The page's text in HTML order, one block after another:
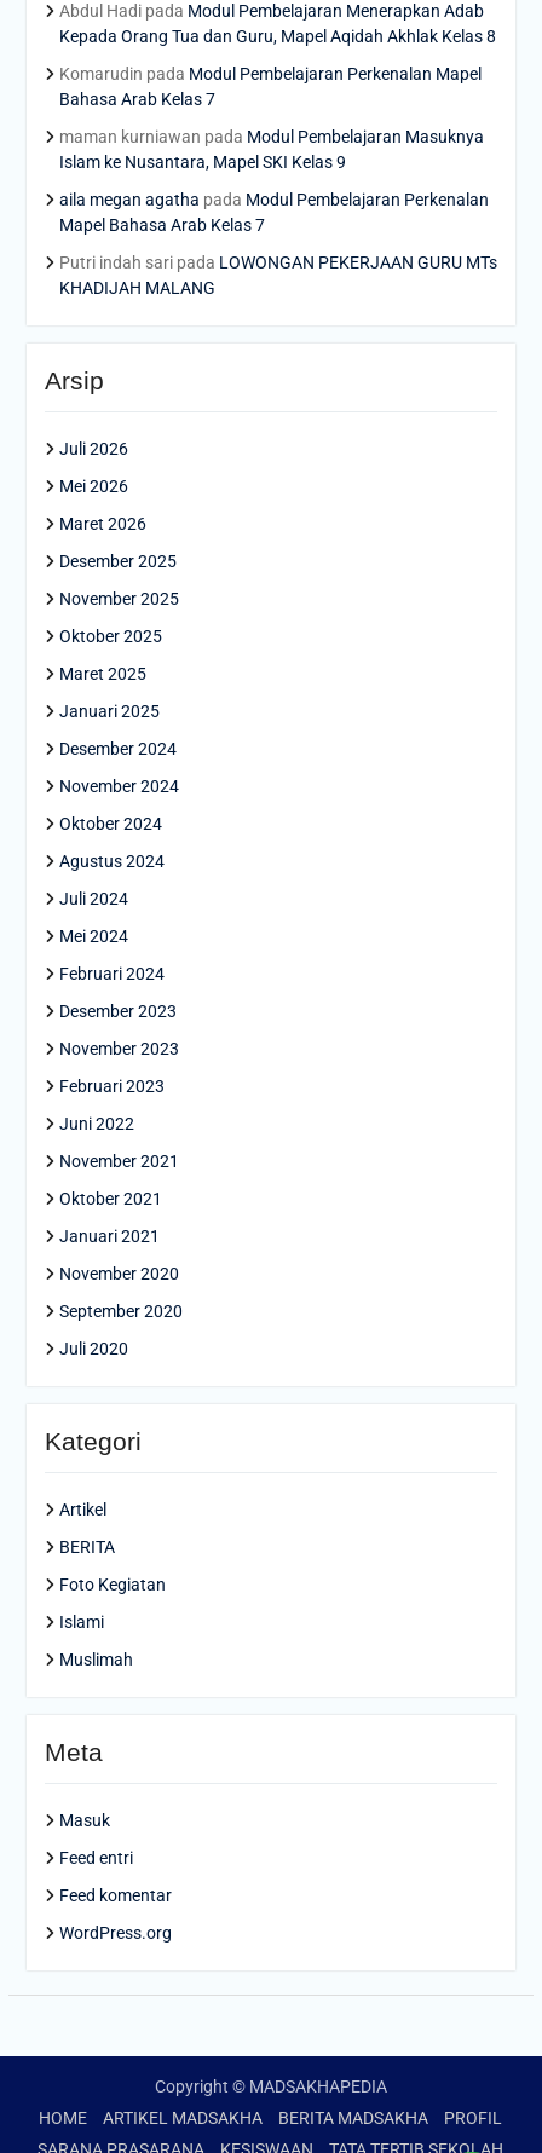
Abdul Hadipada Modul Pembelajaran Menerapkan Adab
Kepada Orang Tua dan Guru, Mapel Aqidah Akhlak Kelas 8
Komarudin pada Modul Pembelajaran Perkenalan Mapel
Bahasa Arab Kelas 7
maman kurniawan pada Modul Pembelajaran Masuknya
Islam ke Nusantara, Mapel SKI Kelas 9
aila megan agatha pada Modul Pembelajaran Perkenalan
Mapel Bahasa Arab Kelas 7
Putri indah saripada LOWONGAN PEKERJAAN GURU MTs
KHADIJAH MALANG
Arsip
Juli 2026
Mei 2026
Maret 2026
Desember 2025
November 2025
Oktober 2025
Maret 2025
Januari 2025
Desember 2024
November 2024
Oktober 2024
Agustus 2024
Juli 2024
Mei 2024
Februari 2024
Desember 2023
November 2023
Februari 2023
Juni 2022
November 2021
Oktober 2021
Januari 2021
November 2020
September 2020
Juli 2020
Kategori
Artikel
BERITA
Foto Kegiatan
Islami
Muslimah
Meta
Masuk
Feed entri
Feed komentar
WordPress.org
Copyright © MADSAKHAPEDIA
HOME
ARTIKEL MADSAKHA BERITA MADSAKHA
PROFIL